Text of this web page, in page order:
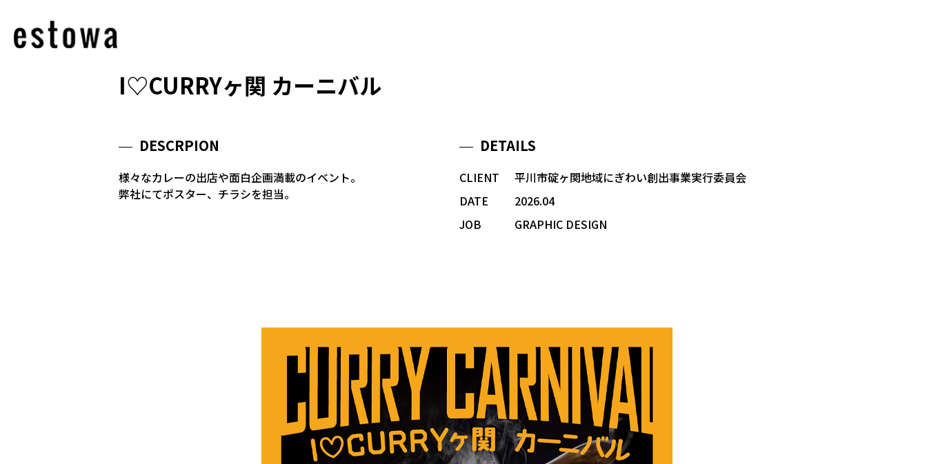
I♡CURRYヶ関 カーニバル
DESCRPION
様々なカレーの出店や面白企画満載のイベント。
弊社にてポスター、チラシを担当。
DETAILS
CLIENT
平川市碇ヶ関地域にぎわい創出事業実行委員会
DATE
2026.04
JOB
GRAPHIC DESIGN